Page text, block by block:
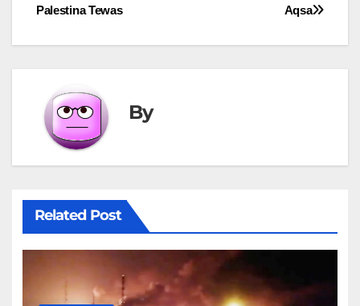
Aqsa
Palestina Tewas
By
Related Post